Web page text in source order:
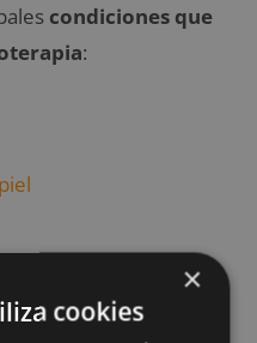
condiciones que
:
×
cookies